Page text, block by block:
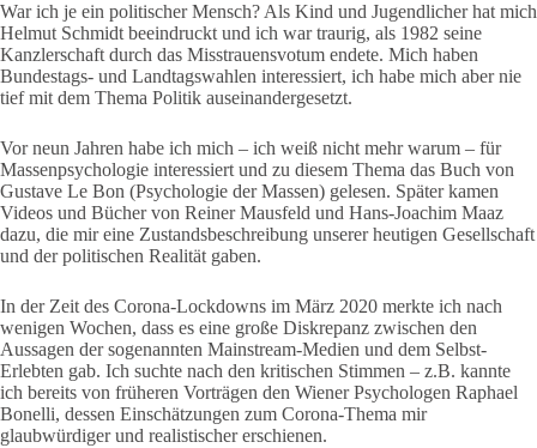
War ich je ein politischer Mensch? Als Kind und Jugendlicher hat mich
Helmut Schmidt beeindruckt und ich war traurig, als 1982 seine
Kanzlerschaft durch das Misstrauensvotum endete. Mich haben
Bundestags- und Landtagswahlen interessiert, ich habe mich aber nie
tief mit dem Thema Politik auseinandergesetzt.
Vor neun Jahren habe ich mich – ich weiß nicht mehr warum – für
Massenpsychologie interessiert und zu diesem Thema das Buch von
Gustave Le Bon (Psychologie der Massen) gelesen. Später kamen
Videos und Bücher von Reiner Mausfeld und Hans-Joachim Maaz
dazu, die mir eine Zustandsbeschreibung unserer heutigen Gesellschaft
und der politischen Realität gaben.
In der Zeit des Corona-Lockdowns im März 2020 merkte ich nach
wenigen Wochen, dass es eine große Diskrepanz zwischen den
Aussagen der sogenannten Mainstream-Medien und dem Selbst-
Erlebten gab. Ich suchte nach den kritischen Stimmen – z.B. kannte
ich bereits von früheren Vorträgen den Wiener Psychologen Raphael
Bonelli, dessen Einschätzungen zum Corona-Thema mir
glaubwürdiger und realistischer erschienen.